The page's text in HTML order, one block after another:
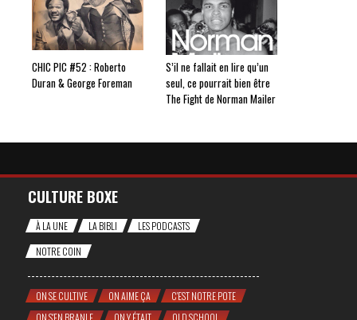
CHIC PIC #52 : Roberto
Duran & George Foreman
S’il ne fallait en lire qu’un
seul, ce pourrait bien être
The Fight de Norman Mailer
CULTURE BOXE
À LA UNE LA BIBLI
LES PODCASTS
NOTRE COIN
ON SE CULTIVE ON AIME ÇA
C'EST NOTRE POTE
ON S'EN BRANLE
ON Y ÉTAIT OLD SCHOOL